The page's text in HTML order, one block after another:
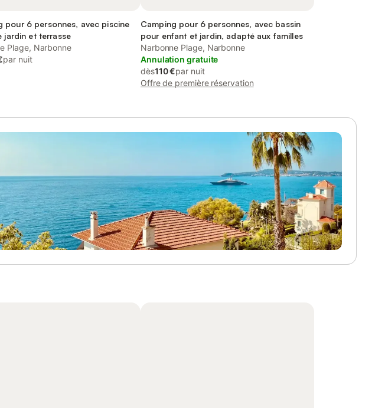
pour 6 personnes, avec piscine
jardin et terrasse
Plage, Narbonne
par nuit
Camping pour 6 personnes, avec bassin
pour enfant et jardin, adapté aux familles
Narbonne Plage, Narbonne
Annulation gratuite
dès110 €par nuit
Offre de première réservation